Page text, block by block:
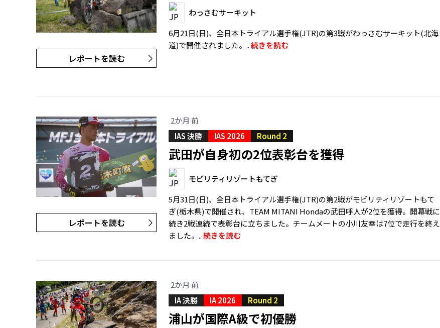
レポートを読む
わっさむサーキット
6月21日(日)、全日本トライアル選手権(JTR)の第3戦がわっさむサーキット(北海
道)で開催されました。..続きを読む
レポートを読む
2か月 前
IAS 決勝
IAS 2026 Round 2
武田が自身初の2位表彰台を獲得
モビリティリゾートもてぎ
5月31日(日)、全日本トライアル選手権(JTR)の第2戦がモビリティリゾートもて
ぎ(栃木県)で開催され、TEAM MITANI Hondaの武田呼人が2位を獲得。開幕戦に
続き2戦連続で表彰台に立ちました。チームメートの小川友幸は7位で走行を終え
ました。..続きを読む
2か月 前
IA 決勝
IA 2026 Round 2
浦山が国際A級で初優勝